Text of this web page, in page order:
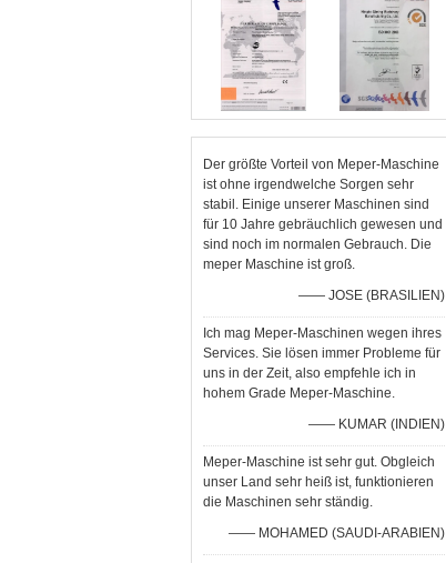
Der größte Vorteil von Meper-Maschine
ist ohne irgendwelche Sorgen sehr
stabil. Einige unserer Maschinen sind
für 10 Jahre gebräuchlich gewesen und
sind noch im normalen Gebrauch. Die
meper Maschine ist groß.
—— JOSE (BRASILIEN)
Ich mag Meper-Maschinen wegen ihres
Services. Sie lösen immer Probleme für
uns in der Zeit, also empfehle ich in
hohem Grade Meper-Maschine.
—— KUMAR (INDIEN)
Meper-Maschine ist sehr gut. Obgleich
unser Land sehr heiß ist, funktionieren
die Maschinen sehr ständig.
—— MOHAMED (SAUDI-ARABIEN)